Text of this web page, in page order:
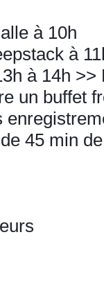
à 10h
à
à 14h
un buffet
45 min